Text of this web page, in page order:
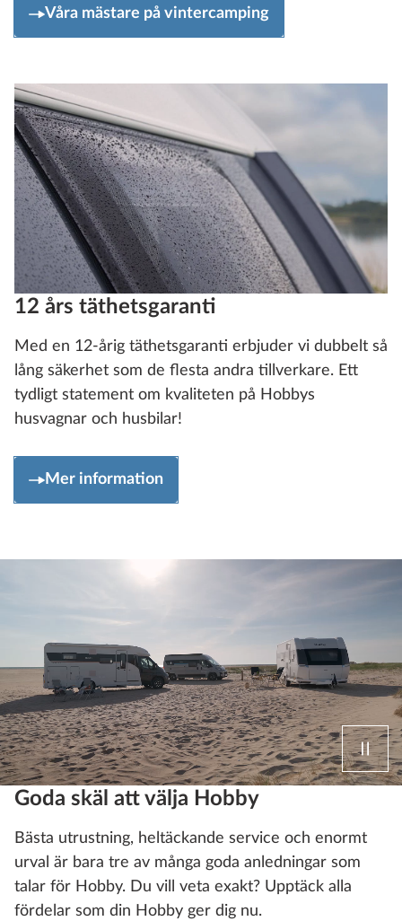
Våra mästare på vintercamping
12 års täthetsgaranti
Med en 12-årig täthetsgaranti erbjuder vi dubbelt så
lång säkerhet som de flesta andra tillverkare. Ett
tydligt statement om kvaliteten på Hobbys
husvagnar och husbilar!
Mer information
Goda skäl att välja Hobby
Bästa utrustning, heltäckande service och enormt
urval är bara tre av många goda anledningar som
talar för Hobby. Du vill veta exakt? Upptäck alla
fördelar som din Hobby ger dig nu.